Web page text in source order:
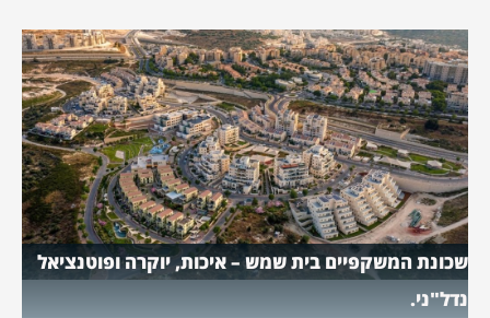
שכונת המשקפיים בית שמש – איכות, יוקרה ופוטנציאל
נדל"ני.